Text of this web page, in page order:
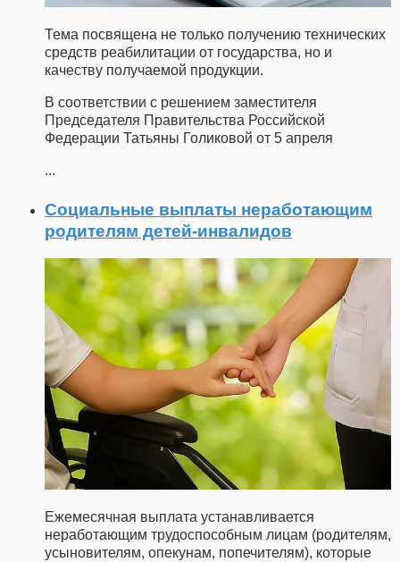
Тема посвящена не только получению технических
средств реабилитации от государства, но и
качеству получаемой продукции.
В соответствии с решением заместителя
Председателя Правительства Российской
Федерации Татьяны Голиковой от 5 апреля
...
Социальные выплаты неработающим
родителям детей-инвалидов
Ежемесячная выплата устанавливается
неработающим трудоспособным лицам (родителям,
усыновителям, опекунам, попечителям), которые